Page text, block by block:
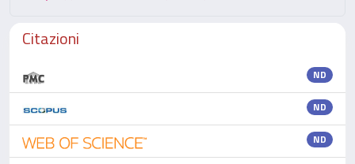
Citazioni
ND
ND
ND